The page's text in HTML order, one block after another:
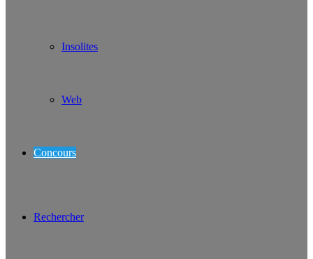
Insolites
Web
Concours
Rechercher